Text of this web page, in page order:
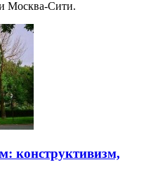
Москва-Сити.
конструктивизм,